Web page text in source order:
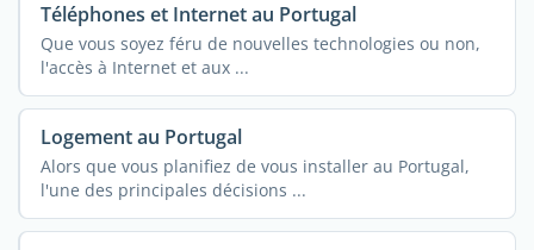
Téléphones et Internet au Portugal
Que vous soyez féru de nouvelles technologies ou non,
l'accès à Internet et aux ...
Logement au Portugal
Alors que vous planifiez de vous installer au Portugal,
l'une des principales décisions ...